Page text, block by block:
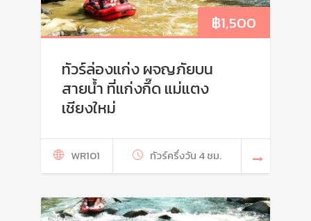
฿1,500
ทัวร์ล่องแก่ง ผจญภัยบน
สายน้ำ ที่แก่งกึ๊ด แม่แตง
เชียงใหม่
WR101 ทัวร์ครึ่งวัน 4 ชม.